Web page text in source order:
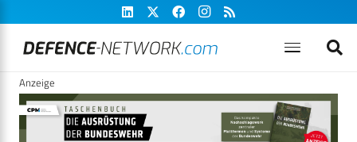
Anzeige